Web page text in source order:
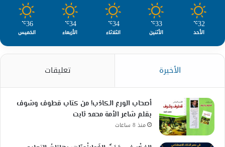
32
℃
الأحد
33
℃
الأثنين
34
℃
الثلاثاء
34
℃
الأربعاء
36
℃
الخميس
الأخيرة تعليقات
أصحاب الورع الكاذب! من كتاب قطوف وشوف
بقلم شاعر الأمة محمد ثابت
منذ 8 ساعات